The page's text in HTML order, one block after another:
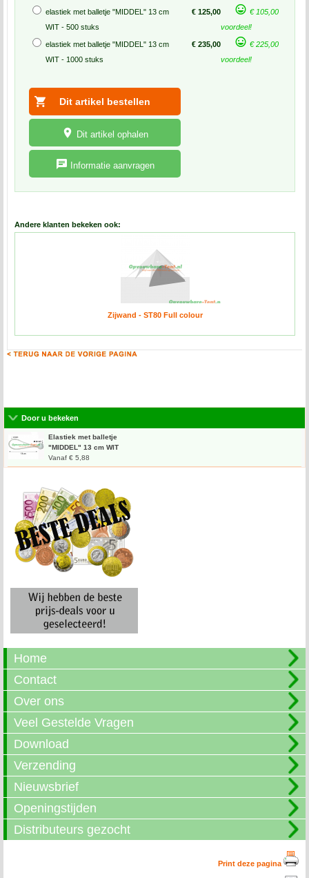
elastiek met balletje "MIDDEL" 13 cm
WIT - 500 stuks
€ 125,00
€ 105,00
voordeel!
elastiek met balletje "MIDDEL" 13 cm
WIT - 1000 stuks
€ 235,00
€ 225,00
voordeel!
Dit artikel ophalen
Informatie aanvragen
Andere klanten bekeken ook:
Zijwand - ST80 Full colour
Door u bekeken
Elastiek met balletje
"MIDDEL" 13 cm WIT
Vanaf € 5,88
Home
Contact
Over ons
Veel Gestelde Vragen
Download
Verzending
Nieuwsbrief
Openingstijden
Distributeurs gezocht
Print deze pagina